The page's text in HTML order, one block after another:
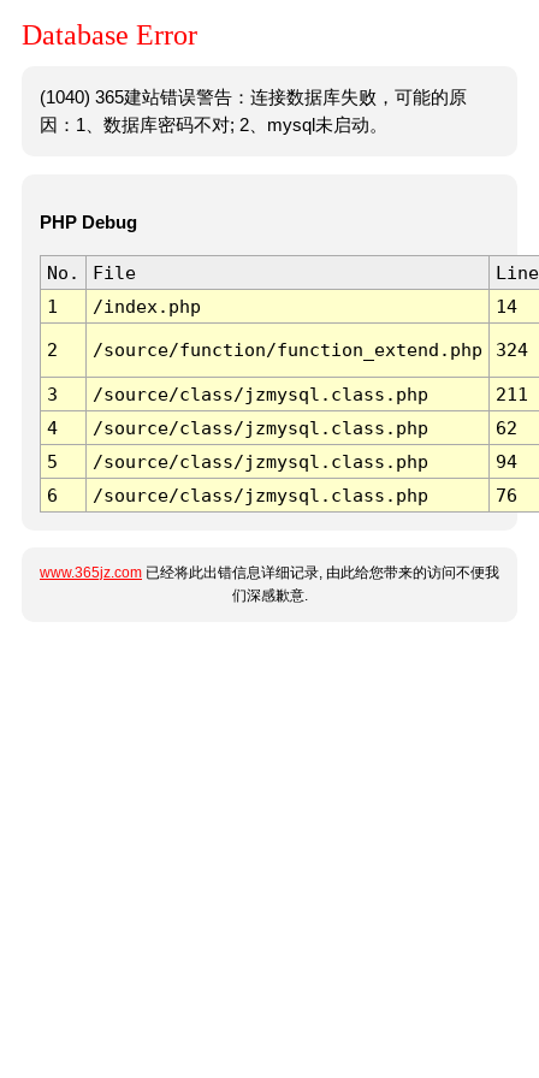
Database Error
(1040) 365建站错误警告：连接数据库失败，可能的原
因：1、数据库密码不对; 2、mysql未启动。
PHP Debug
No. File
Line
1
/index.php 14
2 /source/function/function_extend.php 324
3 /source/class/jzmysql.class.php
211
4
/source/class/jzmysql.class.php
62
5
/source/class/jzmysql.class.php
94
6
/source/class/jzmysql.class.php 76
www.365jz.com 已经将此出错信息详细记录, 由此给您带来的访问不便我
们深感歉意.